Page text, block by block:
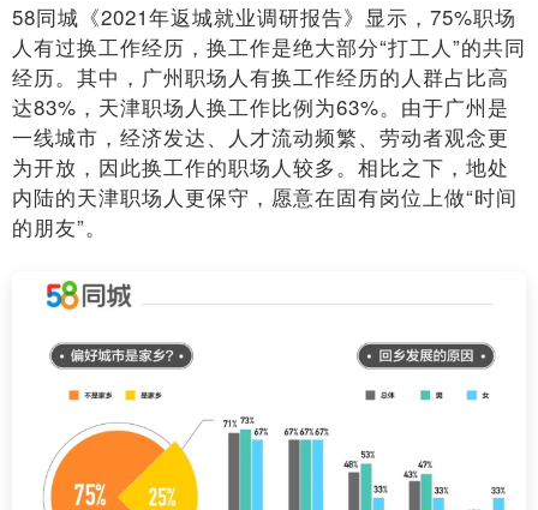
58同城《2021年返城就业调研报告》显示，75%职场
人有过换工作经历，换工作是绝大部分“打工人”的共同
经历。其中，广州职场人有换工作经历的人群占比高
达83%，天津职场人换工作比例为63%。由于广州是
一线城市，经济发达、人才流动频繁、劳动者观念更
为开放，因此换工作的职场人较多。相比之下，地处
内陆的天津职场人更保守，愿意在固有岗位上做“时间
的朋友”。